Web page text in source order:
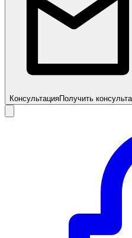
КонсультацияПолучить